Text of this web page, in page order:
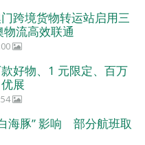
跨境货物转运站启用三
物流高效联通
好物、1 元限定、百万
展
海豚” 影响 部分航班取